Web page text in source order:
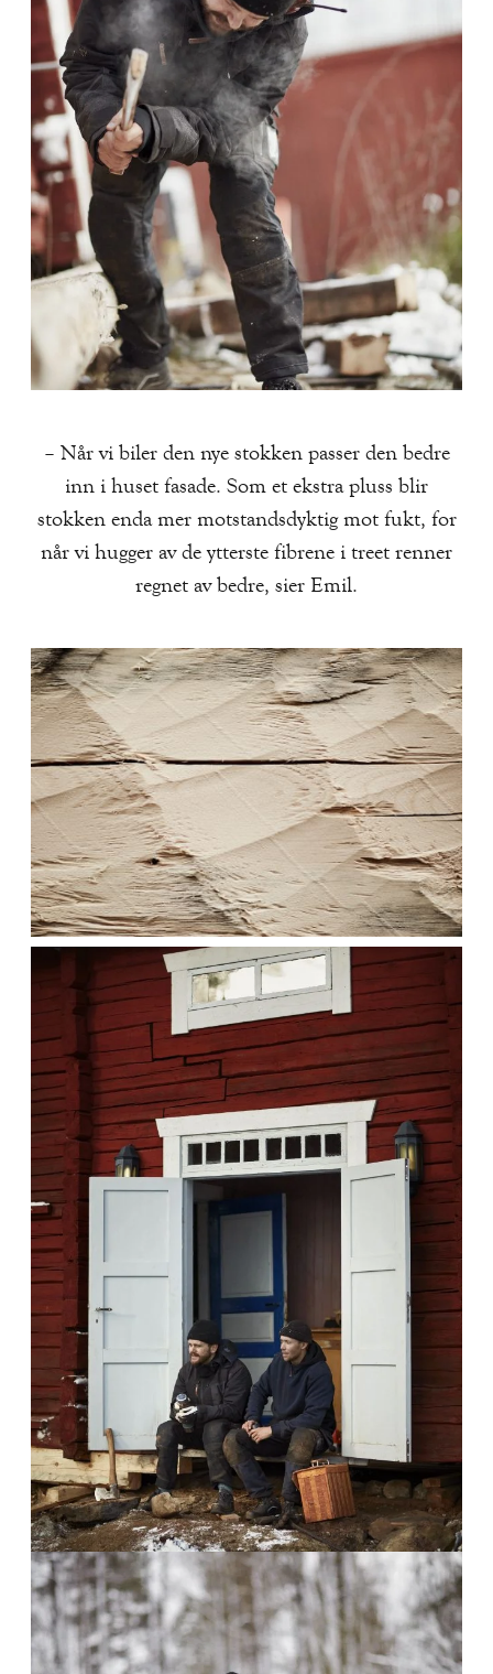
– Når vi biler den nye stokken passer den bedre
inn i huset fasade. Som et ekstra pluss blir
stokken enda mer motstandsdyktig mot fukt, for
når vi hugger av de ytterste fibrene i treet renner
regnet av bedre, sier Emil.